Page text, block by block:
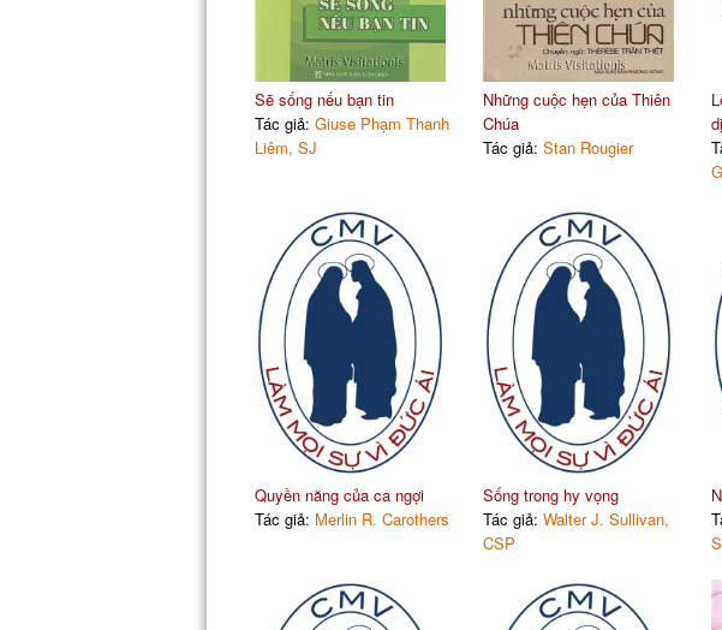
Sẽ sống nếu bạn tin
Tác giả: Giuse Phạm Thanh
Liêm, SJ
Những cuộc hẹn của Thiên
Chúa
Tác giả: Stan Rougier
Quyền năng của ca ngợi
Tác giả: Merlin R. Carothers
Sống trong hy vọng
Tác giả: Walter J. Sullivan,
CSP